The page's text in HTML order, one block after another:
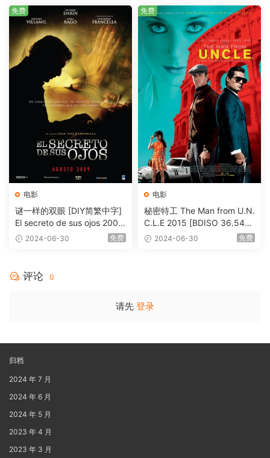
电影
谜一样的双眼 [DIY简繁中字]
El secreto de sus ojos 2009
1080p Blu-ray AVC DTS-HD
2024-06-30 免费
免费
电影
秘密特工 The Man from U.N.
C.L.E 2015 [BDISO 36.54G
B] 2024-06-30 免费
免费
评论 0
请先 登录
归档
2024 年 7 月
2024 年 6 月
2024 年 5 月
2023 年 4 月
2023 年 3 月